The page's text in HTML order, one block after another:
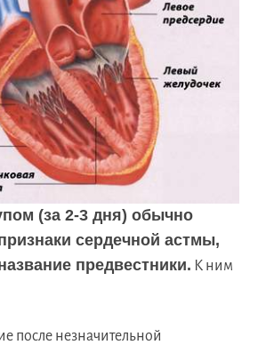
(за 2-3 дня) обычно
сердечной астмы,
предвестники. К ним
после незначительной